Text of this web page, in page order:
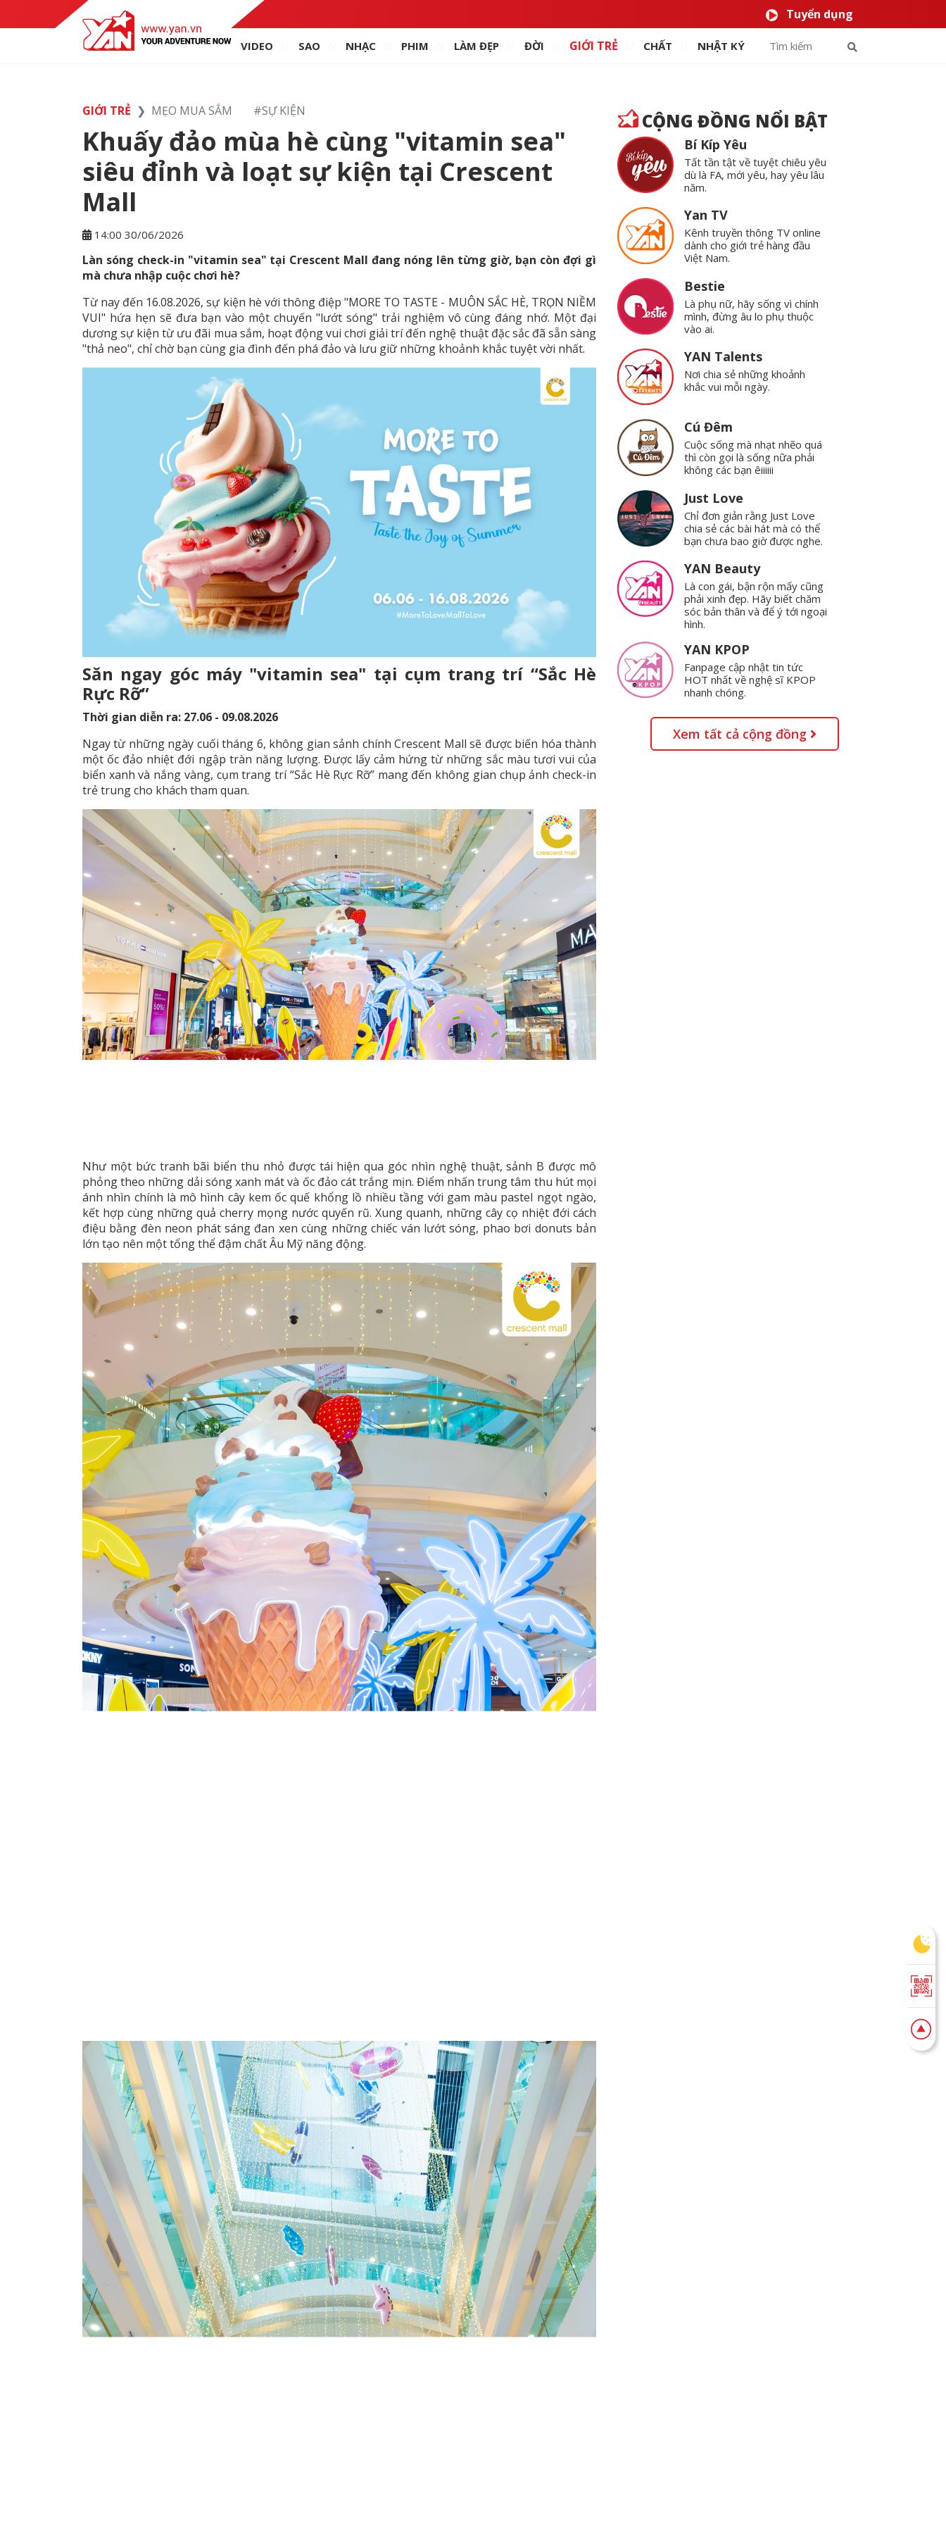
Tuyển dụng
VIDEO SAO NHẠC PHIM LÀM ĐẸP ĐỜI GIỚI TRẺ CHẤT NHẬT KÝ
GIỚI TRẺ MẸO MUA SẮM #SỰ KIỆN
Khuấy đảo mùa hè cùng "vitamin sea"
siêu đỉnh và loạt sự kiện tại Crescent
Mall
14:00 30/06/2026
Làn sóng check-in "vitamin sea" tại Crescent Mall đang nóng lên từng giờ, bạn còn đợi gì
mà chưa nhập cuộc chơi hè?
Từ nay đến 16.08.2026, sự kiện hè với thông điệp "MORE TO TASTE - MUÔN SẮC HÈ, TRỌN NIỀM
VUI" hứa hẹn sẽ đưa bạn vào một chuyến "lướt sóng" trải nghiệm vô cùng đáng nhớ. Một đại
dương sự kiện từ ưu đãi mua sắm, hoạt động vui chơi giải trí đến nghệ thuật đặc sắc đã sẵn sàng
"thả neo", chỉ chờ bạn cùng gia đình đến phá đảo và lưu giữ những khoảnh khắc tuyệt vời nhất.
Săn ngay góc máy "vitamin sea" tại cụm trang trí “Sắc Hè
Rực Rỡ”
Thời gian diễn ra: 27.06 - 09.08.2026
Ngay từ những ngày cuối tháng 6, không gian sảnh chính Crescent Mall sẽ được biến hóa thành
một ốc đảo nhiệt đới ngập tràn năng lượng. Được lấy cảm hứng từ những sắc màu tươi vui của
biển xanh và nắng vàng, cụm trang trí “Sắc Hè Rực Rỡ” mang đến không gian chụp ảnh check-in
trẻ trung cho khách tham quan.
Như một bức tranh bãi biển thu nhỏ được tái hiện qua góc nhìn nghệ thuật, sảnh B được mô
phỏng theo những dải sóng xanh mát và ốc đảo cát trắng mịn. Điểm nhấn trung tâm thu hút mọi
ánh nhìn chính là mô hình cây kem ốc quế khổng lồ nhiều tầng với gam màu pastel ngọt ngào,
kết hợp cùng những quả cherry mọng nước quyến rũ. Xung quanh, những cây cọ nhiệt đới cách
điệu bằng đèn neon phát sáng đan xen cùng những chiếc ván lướt sóng, phao bơi donuts bản
lớn tạo nên một tổng thể đậm chất Âu Mỹ năng động.
CỘNG ĐỒNG NỔI BẬT
Bí Kíp Yêu
Tất tần tật về tuyệt chiêu yêu
dù là FA, mới yêu, hay yêu lâu
năm.
Yan TV
Kênh truyền thông TV online
dành cho giới trẻ hàng đầu
Việt Nam.
Bestie
Là phụ nữ, hãy sống vì chính
mình, đừng âu lo phụ thuộc
vào ai.
YAN Talents
Nơi chia sẻ những khoảnh
khắc vui mỗi ngày.
Cú Đêm
Cuộc sống mà nhạt nhẽo quá
thì còn gọi là sống nữa phải
không các bạn êiiiiii
Just Love
Chỉ đơn giản rằng Just Love
chia sẻ các bài hát mà có thể
bạn chưa bao giờ được nghe.
YAN Beauty
Là con gái, bận rộn mấy cũng
phải xinh đẹp. Hãy biết chăm
sóc bản thân và để ý tới ngoại
hình.
YAN KPOP
Fanpage cập nhật tin tức
HOT nhất về nghệ sĩ KPOP
nhanh chóng.
Xem tất cả cộng đồng